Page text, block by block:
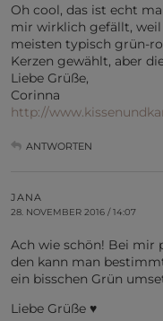
Oh cool, das ist echt
mir wirklich gefällt,
meisten typisch grün-
Kerzen gewählt, aber
Liebe Grüße,
Corinna
http://
ANTWORTEN
JANA
28. NOVEMBER 2016 / 14:07
Ach wie schön! Bei mir
den kann man
ein bisschen Grün
Liebe Grüße ♥